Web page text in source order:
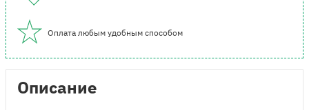
Оплата любым удобным способом
Описание